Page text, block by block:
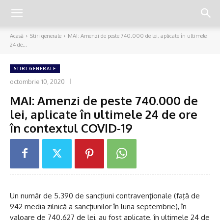
Acasă Stiri generale
MAI: Amenzi de peste 740.000 de lei, aplicate în ultimele
24 de...
STIRI GENERALE
octombrie 10, 2020
MAI: Amenzi de peste 740.000 de
lei, aplicate în ultimele 24 de ore
în contextul COVID-19
Un număr de 5.390 de sancţiuni contravenţionale (faţă de
942 media zilnică a sancţiunilor în luna septembrie), în
valoare de 740.627 de lei, au fost aplicate, în ultimele 24 de